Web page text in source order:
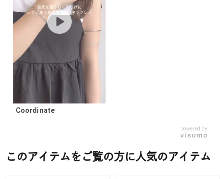
Coordinate
powered by
このアイテムをご覧の方に人気のアイテム